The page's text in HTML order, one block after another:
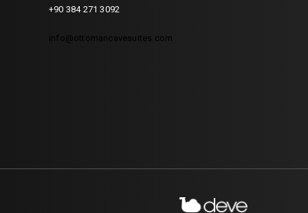
+90 384 271 3092
info@ottomancavesuites.com